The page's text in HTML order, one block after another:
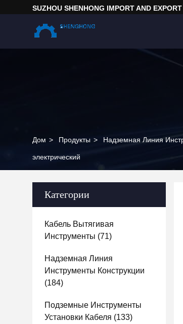
SUZHOU SHENHONG IMPORT AND
Дом > Продукты > Надземная Линия
электрический
Категории
Кабель Вытягивая
Инструменты (71)
Надземная Линия
Инструменты Конструкции
(184)
Подземные Инструменты
Установки Кабеля (133)